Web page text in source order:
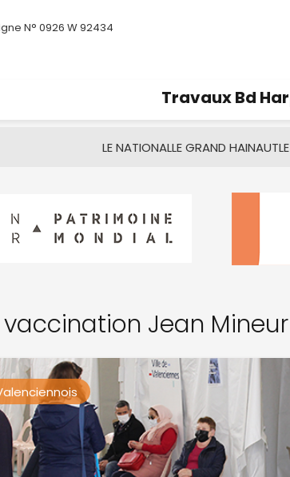
N° 0926 W 92434
Travaux Bd
LE NATIONALLE GRAND HAINAUT
Jean Mineur